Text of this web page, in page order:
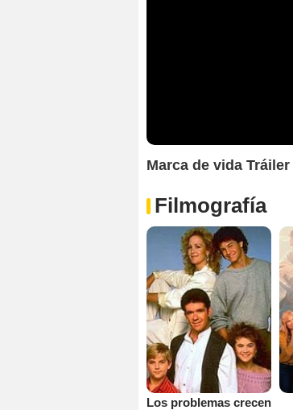
Marca de vida Tráiler
Filmografía
Los problemas crecen